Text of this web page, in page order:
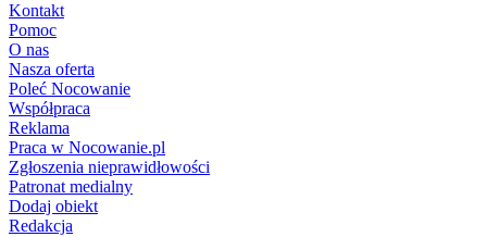
Kontakt
Pomoc
O nas
Nasza oferta
Poleć Nocowanie
Współpraca
Reklama
Praca w Nocowanie.pl
Zgłoszenia nieprawidłowości
Patronat medialny
Dodaj obiekt
Redakcja